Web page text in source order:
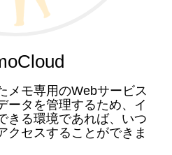
メモ専用のWebサービス
ータを管理するため、イ
きる環境であれば、いつ
クセスすることができま